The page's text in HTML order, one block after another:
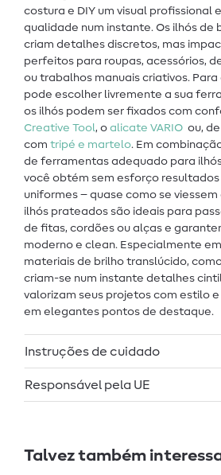
costura e DIY um visual profissional
qualidade num instante. Os ilhós de
criam detalhes discretos, mas
perfeitos para roupas, acessórios,
ou trabalhos manuais criativos.
pode escolher livremente a sua
os ilhós podem ser fixados com
Creative Tool, o alicate VARIO ou,
com tripé e martelo. Em
de ferramentas adequado para ilhós
você obtém sem esforço resultados
uniformes – quase como se viessem
ilhós prateados são ideais para
de fitas, cordões ou alças e
moderno e clean. Especialmente
materiais de brilho translúcido,
criam-se num instante detalhes
valorizam seus projetos com estilo
em elegantes pontos de destaque.
Instruções de cuidado
Responsável pela UE
Talvez também